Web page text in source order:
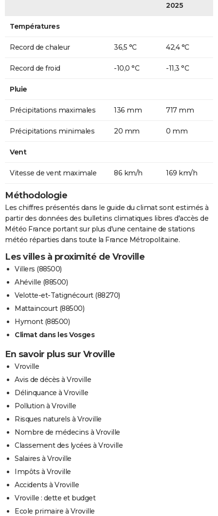
2025
Températures
Record de chaleur 36,5 °C 42,4 °C
Record de froid -10,0 °C -11,3 °C
Pluie
Précipitations maximales 136 mm 717 mm
Précipitations minimales 20 mm 0 mm
Vent
Vitesse de vent maximale 86 km/h 169 km/h
Méthodologie
Les chiffres présentés dans le guide du climat sont estimés à
partir des données des bulletins climatiques libres d'accès de
Météo France portant sur plus d'une centaine de stations
météo réparties dans toute la France Métropolitaine.
Les villes à proximité de Vroville
Villers (88500)
Ahéville (88500)
Velotte-et-Tatignécourt (88270)
Mattaincourt (88500)
Hymont (88500)
Climat dans les Vosges
En savoir plus sur Vroville
Vroville
Avis de décès à Vroville
Délinquance à Vroville
Pollution à Vroville
Risques naturels à Vroville
Nombre de médecins à Vroville
Classement des lycées à Vroville
Salaires à Vroville
Impôts à Vroville
Accidents à Vroville
Vroville : dette et budget
Ecole primaire à Vroville